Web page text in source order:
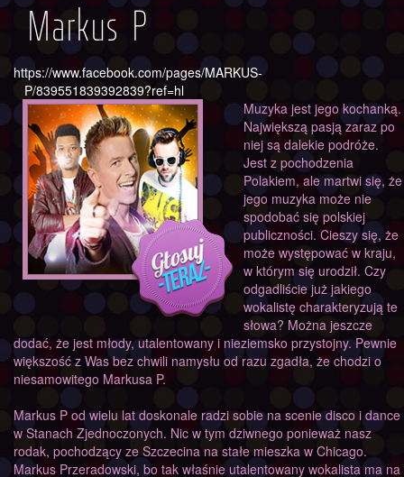
Markus P
https://www.facebook.com/pages/MARKUS-
P/839551839392839?ref=hl
Muzyka jest jego kochanką.
Największą pasją zaraz po
niej są dalekie podróże.
Jest z pochodzenia
Polakiem, ale martwi się, że
jego muzyka może nie
spodobać się polskiej
publiczności. Cieszy się, że
może występować w kraju,
w którym się urodził. Czy
odgadliście już jakiego
wokalistę charakteryzują te
słowa? Można jeszcze
dodać, że jest młody, utalentowany i nieziemsko przystojny. Pewnie
większość z Was bez chwili namysłu od razu zgadła, że chodzi o
niesamowitego Markusa P.
Markus P od wielu lat doskonale radzi sobie na scenie disco i dance
w Stanach Zjednoczonych. Nic w tym dziwnego ponieważ nasz
rodak, pochodzący ze Szczecina na stałe mieszka w Chicago.
Markus Przeradowski, bo tak właśnie utalentowany wokalista ma na